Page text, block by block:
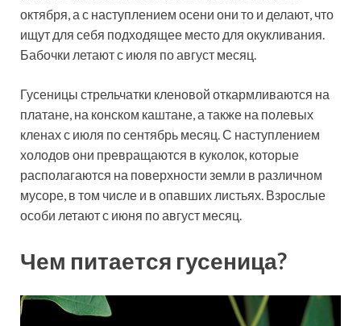
октября, а с наступлением осени они то и делают, что
ищут для себя подходящее место для окукливания.
Бабочки летают с июля по август месяц.
Гусеницы стрельчатки кленовой откармливаются на
платане, на конском каштане, а также на полевых
кленах с июля по сентябрь месяц. С наступлением
холодов они превращаются в куколок, которые
располагаются на поверхности земли в различном
мусоре, в том числе и в опавших листьях. Взрослые
особи летают с июня по август месяц.
Чем питается гусеница?